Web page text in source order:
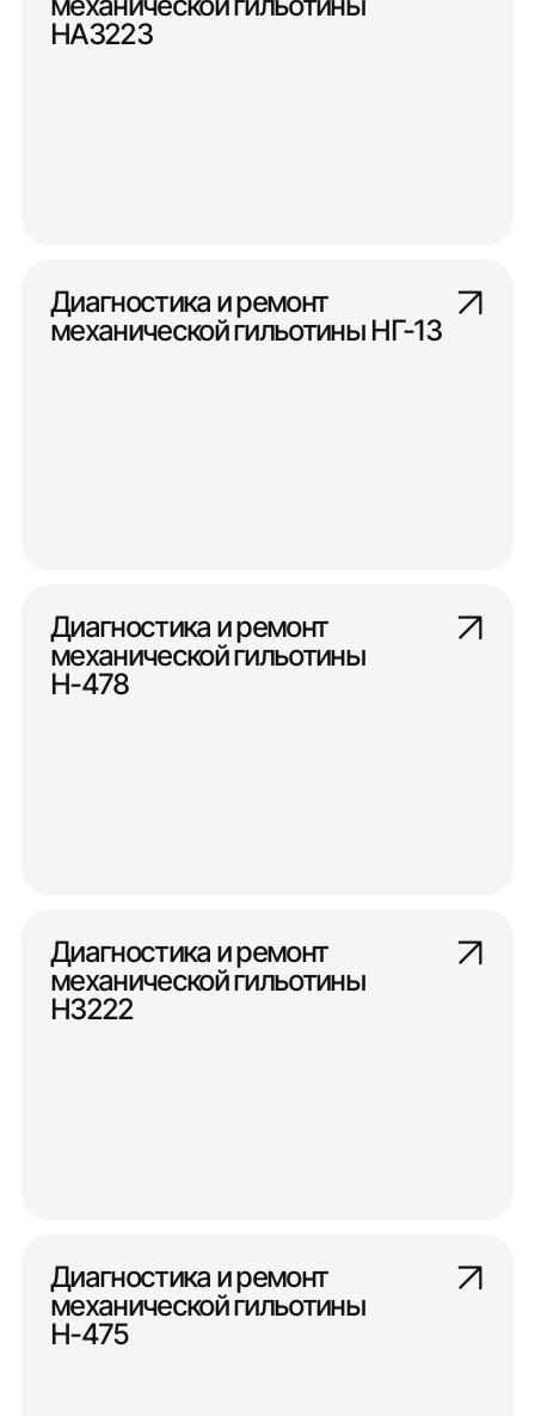
НА3223
Диагностика и ремонт
механической гильотины НГ-13
Диагностика и ремонт
механической гильотины
Н-478
Диагностика и ремонт
механической гильотины
Н3222
Диагностика и ремонт
механической гильотины
Н-475